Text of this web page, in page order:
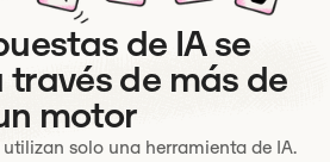
de IA se
de más de
motor
solo una herramienta de IA.